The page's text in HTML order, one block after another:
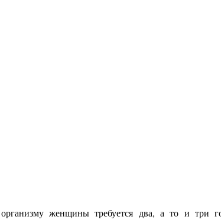
женщины требуется два, а то и три